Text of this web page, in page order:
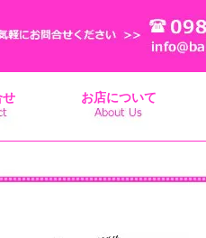
せ お店について